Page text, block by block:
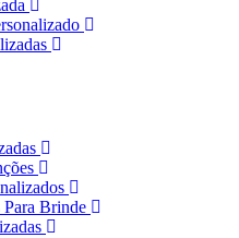
Brinde